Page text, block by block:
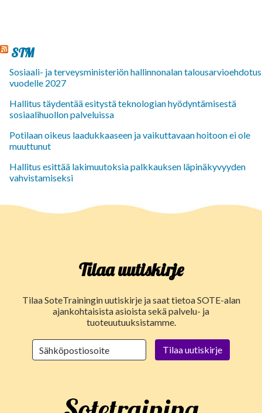
STM
Sosiaali- ja terveysministeriön hallinnonalan talousarvioehdotus
vuodelle 2027
Hallitus täydentää esitystä teknologian hyödyntämisestä
sosiaalihuollon palveluissa
Potilaan oikeus laadukkaaseen ja vaikuttavaan hoitoon ei ole
muuttunut
Hallitus esittää lakimuutoksia palkkauksen läpinäkyvyyden
vahvistamiseksi
Tilaa uutiskirje
Tilaa SoteTrainingin uutiskirje ja saat tietoa SOTE-alan
ajankohtaisista asioista sekä palvelu- ja
tuoteuutuuksistamme.